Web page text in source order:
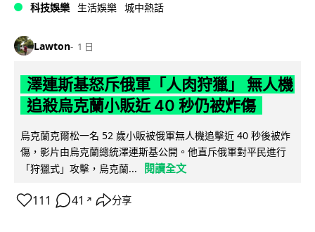
科技娛樂 生活娛樂 城中熱話
Lawton 1 日
澤連斯基怒斥俄軍「人肉狩獵」 無人機
追殺烏克蘭小販近 40 秒仍被炸傷
烏克蘭克爾松一名 52 歲小販被俄軍無人機追擊近 40 秒後被炸
傷，影片由烏克蘭總統澤連斯基公開。他直斥俄軍對平民進行
「狩獵式」攻擊，烏克蘭...
閱讀全文
111 41 ↗ 分享